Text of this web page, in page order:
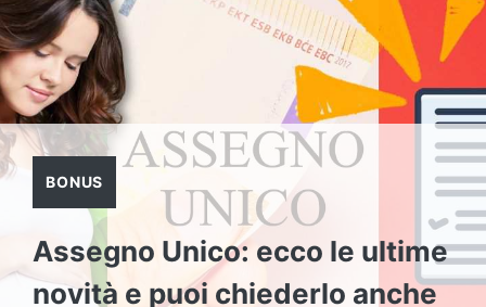
BONUS
Assegno Unico: ecco le ultime
novità e puoi chiederlo anche